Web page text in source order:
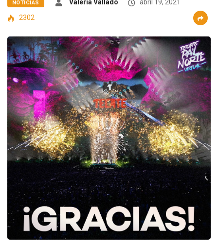
NOTICIAS Valeria Vallado
abril 19, 2021
2302